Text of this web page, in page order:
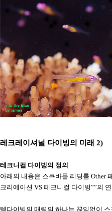
레크레이셔널 다이빙의 미래 2)
테크니컬 다이빙의 정의
아래의 내용은 스쿠바몰 리딩룸 Other
크리에이션 VS 테크니컬 다이빙””의
텍다이빙의 매력의 하나는 끊임없이